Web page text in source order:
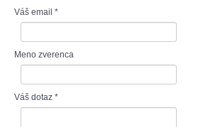
: PSÍKOVIA NA ADOPCIU :
: MAČIČKY NA ADOPCIU :
: O ADOPCII :
Váš email *
Meno zverenca
Váš dotaz *